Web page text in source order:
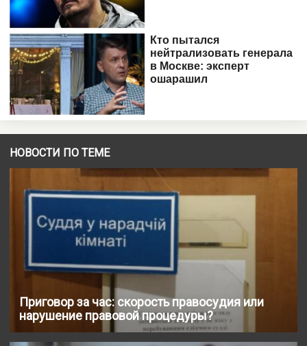
НОВОСТИ ПО ТЕМЕ
Приговор за час: скорость правосудия или
нарушение правовой процедуры?